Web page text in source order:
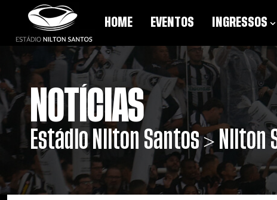
HOME EVENTOS INGRESSOS
NOTÍCIAS
Estádio Nilton Santos > Nilton